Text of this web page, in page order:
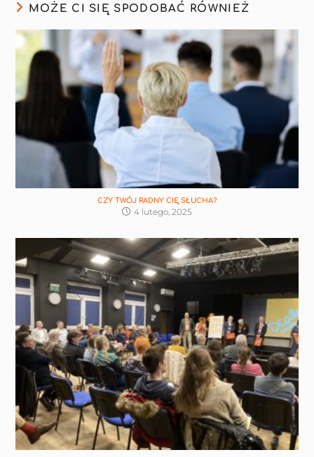
MOŻE CI SIĘ SPODOBAĆ RÓWNIEŻ
CZY TWÓJ RADNY CIĘ SŁUCHA?
4 lutego, 2025